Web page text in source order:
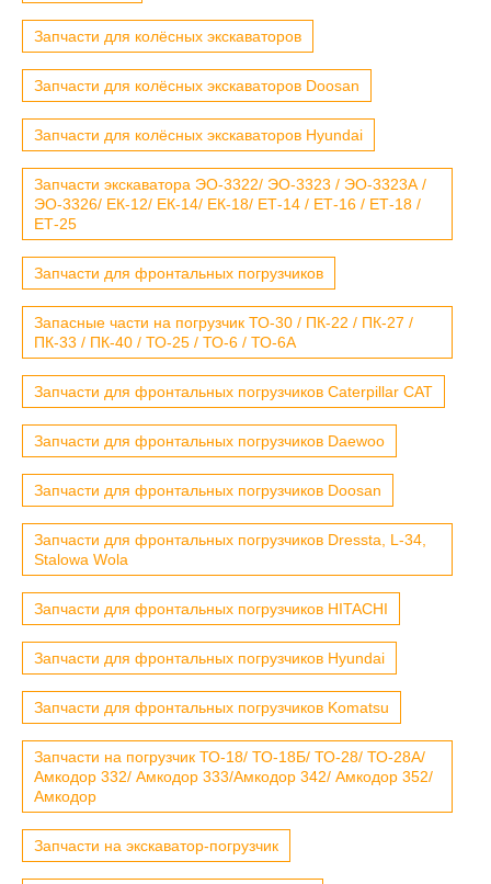
Запчасти для колёсных экскаваторов
Запчасти для колёсных экскаваторов Doosan
Запчасти для колёсных экскаваторов Hyundai
Запчасти экскаватора ЭО-3322/ ЭО-3323 / ЭО-3323А /
ЭО-3326/ ЕК-12/ ЕК-14/ ЕК-18/ ЕТ-14 / ЕТ-16 / ЕТ-18 /
ЕТ-25
Запчасти для фронтальных погрузчиков
Запасные части на погрузчик ТО-30 / ПК-22 / ПК-27 /
ПК-33 / ПК-40 / ТО-25 / ТО-6 / ТО-6А
Запчасти для фронтальных погрузчиков Caterpillar CAT
Запчасти для фронтальных погрузчиков Daewoo
Запчасти для фронтальных погрузчиков Doosan
Запчасти для фронтальных погрузчиков Dressta, L-34,
Stalowa Wola
Запчасти для фронтальных погрузчиков HITACHI
Запчасти для фронтальных погрузчиков Hyundai
Запчасти для фронтальных погрузчиков Komatsu
Запчасти на погрузчик ТО-18/ ТО-18Б/ ТО-28/ ТО-28А/
Амкодор 332/ Амкодор 333/Амкодор 342/ Амкодор 352/
Амкодор
Запчасти на экскаватор-погрузчик